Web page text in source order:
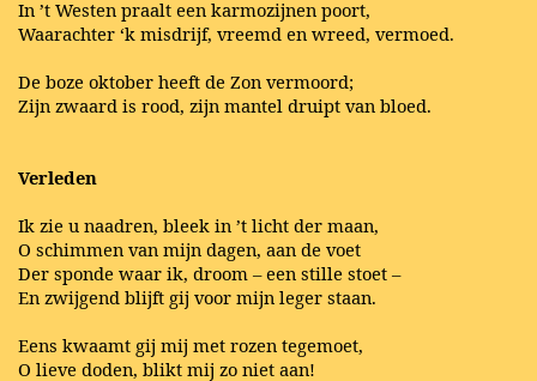
In ’t Westen praalt een karmozijnen poort,
Waarachter ‘k misdrijf, vreemd en wreed, vermoed.
De boze oktober heeft de Zon vermoord;
Zijn zwaard is rood, zijn mantel druipt van bloed.
Verleden
Ik zie u naadren, bleek in ’t licht der maan,
O schimmen van mijn dagen, aan de voet
Der sponde waar ik, droom – een stille stoet –
En zwijgend blijft gij voor mijn leger staan.
Eens kwaamt gij mij met rozen tegemoet,
O lieve doden, blikt mij zo niet aan!